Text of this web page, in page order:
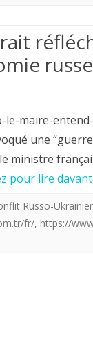
le-maire-
une
pour lire
Russo-
fr/, https://